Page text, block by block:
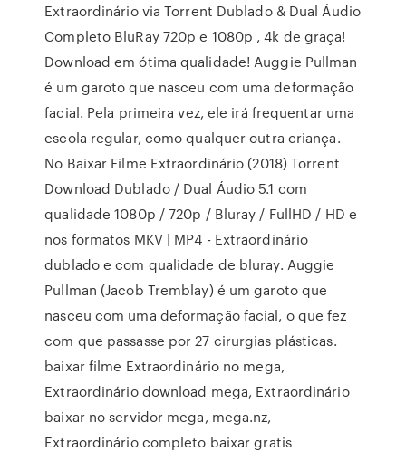
Extraordinário via Torrent Dublado & Dual Áudio
Completo BluRay 720p e 1080p , 4k de graça!
Download em ótima qualidade! Auggie Pullman
é um garoto que nasceu com uma deformação
facial. Pela primeira vez, ele irá frequentar uma
escola regular, como qualquer outra criança.
No Baixar Filme Extraordinário (2018) Torrent
Download Dublado / Dual Áudio 5.1 com
qualidade 1080p / 720p / Bluray / FullHD / HD e
nos formatos MKV | MP4 - Extraordinário
dublado e com qualidade de bluray. Auggie
Pullman (Jacob Tremblay) é um garoto que
nasceu com uma deformação facial, o que fez
com que passasse por 27 cirurgias plásticas.
baixar filme Extraordinário no mega,
Extraordinário download mega, Extraordinário
baixar no servidor mega, mega.nz,
Extraordinário completo baixar gratis